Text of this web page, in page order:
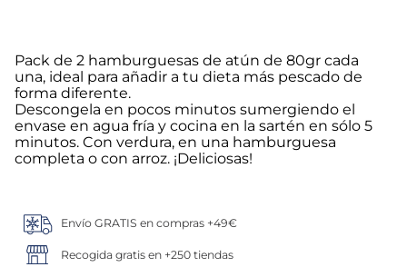
Pack de 2 hamburguesas de atún de 80gr cada
una, ideal para añadir a tu dieta más pescado de
forma diferente.
Descongela en pocos minutos sumergiendo el
envase en agua fría y cocina en la sartén en sólo 5
minutos. Con verdura, en una hamburguesa
completa o con arroz. ¡Deliciosas!
Envío GRATIS en compras +49€
Recogida gratis en +250 tiendas
5. verduras
6. croquetas
7. canelones
8. gambon
. listísimos